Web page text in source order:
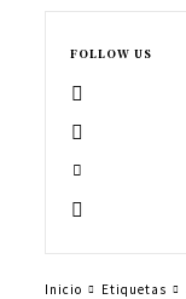
FOLLOW US
Inicio Etiquetas